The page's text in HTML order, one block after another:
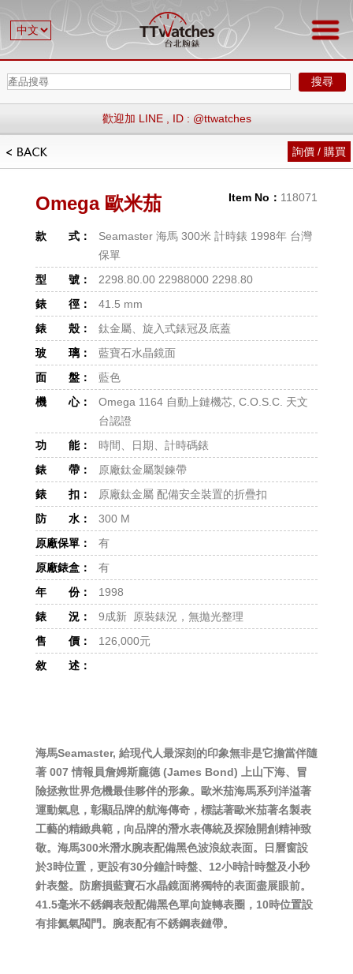
搜尋
營業時間 週一 ~ 週五 下午1：00～晚上8：00 , 週六為預約制，週日 休
息
歡迎加 LINE , ID : @ttwatches
營業時間 週一 ~ 週五 下午1：00～晚上8：00 , 週六為預約制，週日 休
詢價 / 購買
Item No： 118071
Omega 歐米茄
款 式：
Seamaster 海馬 300米 計時錶 1998年 台灣
保單
型 號：
2298.80.00 22988000 2298.80
錶 徑：
41.5 mm
錶 殼：
鈦金屬、旋入式錶冠及底蓋
玻 璃：
藍寶石水晶鏡面
面 盤：
藍色
機 心：
Omega 1164 自動上鏈機芯, C.O.S.C. 天文
台認證
功 能：
時間、日期、計時碼錶
錶 帶：
原廠鈦金屬製鍊帶
錶 扣：
原廠鈦金屬 配備安全裝置的折疊扣
防 水：
300 M
原廠保單：
有
原廠錶盒：
有
年 份：
1998
錶 況：
9成新 原裝錶況，無拋光整理
售 價：
126,000元
敘 述：
海馬Seamaster, 給現代人最深刻的印象無非是它擔當伴隨
著 007 情報員詹姆斯龐德 (James Bond) 上山下海、冒
險拯救世界危機最佳夥伴的形象。歐米茄海馬系列洋溢著
運動氣息，彰顯品牌的航海傳奇，標誌著歐米茄著名製表
工藝的精緻典範，向品牌的潛水表傳統及探險開創精神致
敬。海馬300米潛水腕表配備黑色波浪紋表面。日曆窗設
於3時位置，更設有30分鐘計時盤、12小時計時盤及小秒
針表盤。防磨損藍寶石水晶鏡面將獨特的表面盡展眼前。
41.5毫米不銹鋼表殼配備黑色單向旋轉表圈，10時位置設
有排氦氣閥門。腕表配有不銹鋼表鏈帶。